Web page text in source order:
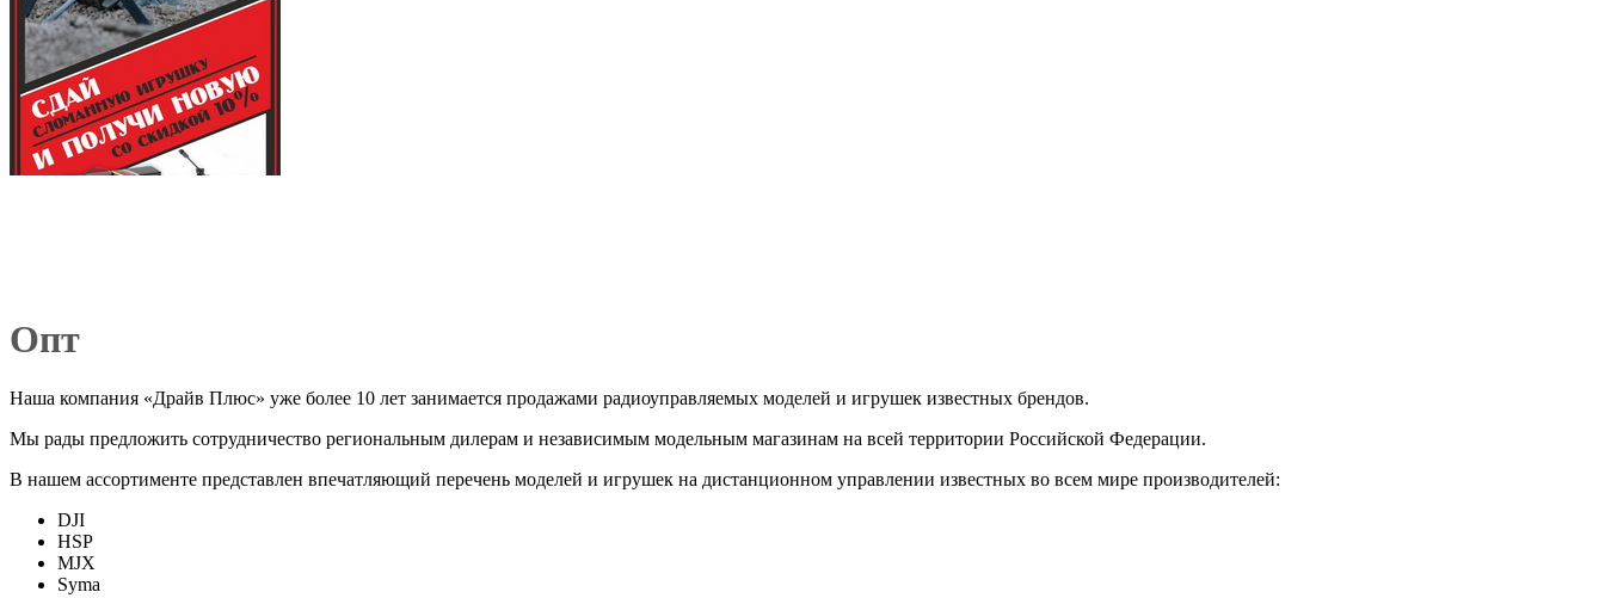
Опт
Наша компания «Драйв Плюс» уже более 10 лет занимается продажами радиоуправляемых моделей и игрушек известных брендов.
Мы рады предложить сотрудничество региональным дилерам и независимым модельным магазинам на всей территории Российской Федерации.
В нашем ассортименте представлен впечатляющий перечень моделей и игрушек на дистанционном управлении известных во всем мире производителей:
DJI
HSP
MJX
Syma